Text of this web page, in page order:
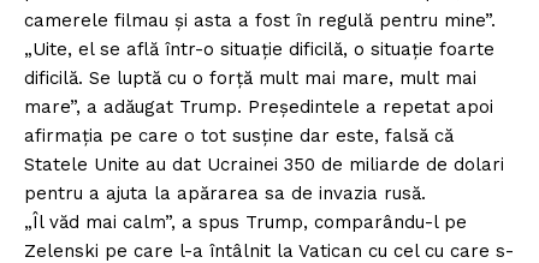
camerele filmau și asta a fost în regulă pentru mine”.
„Uite, el se află într-o situație dificilă, o situație foarte
dificilă. Se luptă cu o forță mult mai mare, mult mai
mare”, a adăugat Trump. Președintele a repetat apoi
afirmația pe care o tot susține dar este, falsă că
Statele Unite au dat Ucrainei 350 de miliarde de dolari
pentru a ajuta la apărarea sa de invazia rusă.
„Îl văd mai calm”, a spus Trump, comparându-l pe
Zelenski pe care l-a întâlnit la Vatican cu cel cu care s-